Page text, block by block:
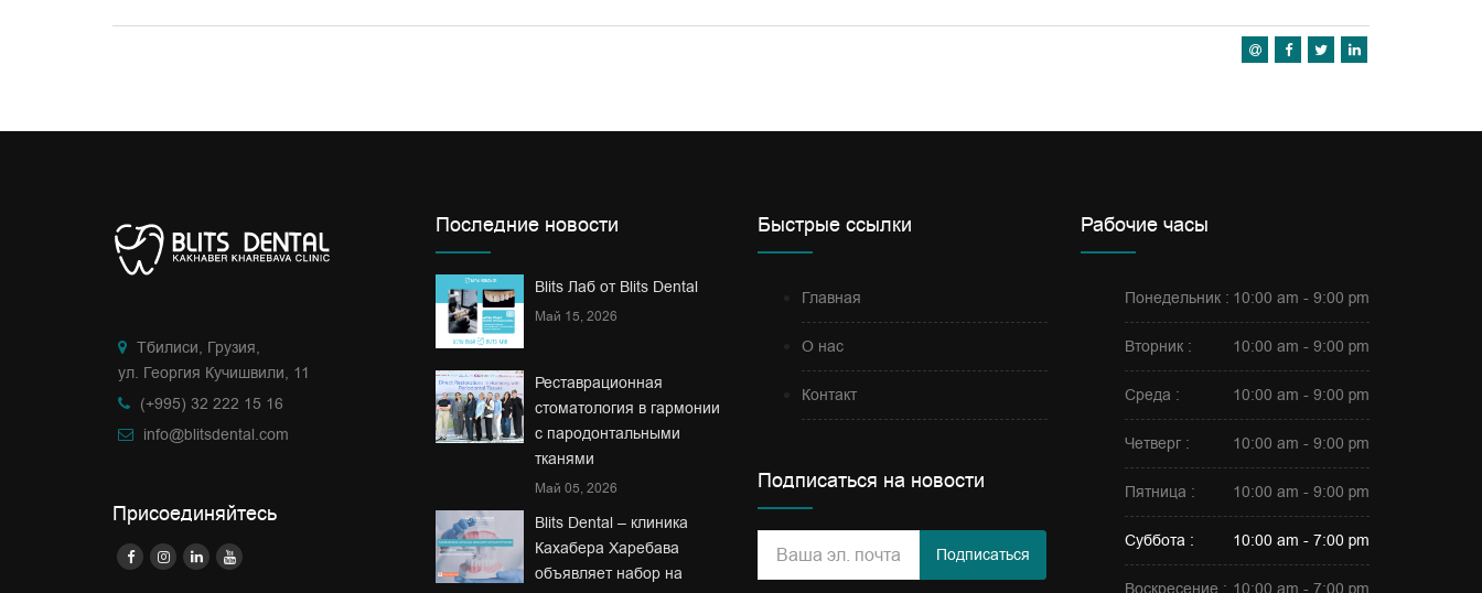
Тбилиси, Грузия,
ул. Георгия Кучишвили, 11
(+995) 32 222 15 16
info@blitsdental.com
Присоединяйтесь
Последние новости
Blits Лаб от Blits Dental
Май 15, 2026
Реставрационная
стоматология в гармонии
с пародонтальными
тканями
Май 05, 2026
Blits Dental – клиника
Кахабера Харебава
объявляет набор на
Быстрые ссылки
Главная
О нас
Контакт
Подписаться на новости
Подписаться
Рабочие часы
Понедельник : 10:00 am - 9:00 pm
Вторник : 10:00 am - 9:00 pm
Среда : 10:00 am - 9:00 pm
Четверг : 10:00 am - 9:00 pm
Пятница : 10:00 am - 9:00 pm
Суббота : 10:00 am - 7:00 pm